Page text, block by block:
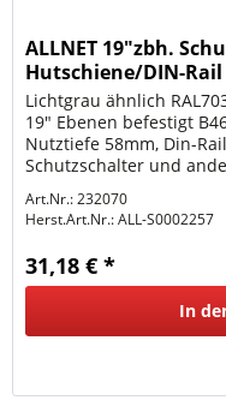
ALLNET 19"zbh.
Hutschiene/DIN-
Lichtgrau,
Lichtgrau ähnlich
19" Ebenen befestigt
Nutztiefe 58mm, Din-
Schutzschalter und
Art.Nr.: 232070
Herst.Art.Nr.:ALL-S0002257
31,18 € *
In